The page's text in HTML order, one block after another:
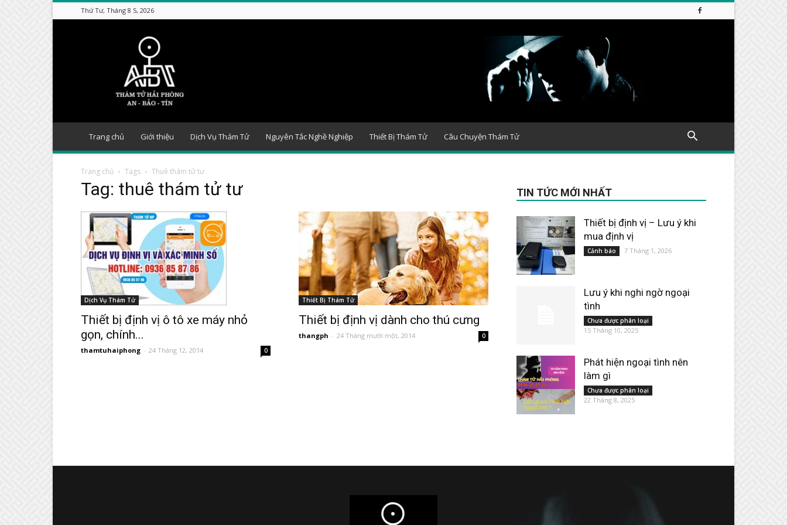
Thứ Tư, Tháng 8 5, 2026
Thám
tử
Hải
Phòng
Trang chủ Giới thiệu Dịch Vụ Thám Tử Nguyên Tắc Nghề Nghiệp Thiết Bị Thám Tử Câu Chuyện Thám Tử
Trang chủ Tags Thuê thám tử tư
Tag: thuê thám tử tư
Dịch Vụ Thám Tử
Thiết bị định vị ô tô xe máy nhỏ
gọn, chính...
thamtuhaiphong - 24 Tháng 12, 2014 0
Thiết Bị Thám Tử
Thiết bị định vị dành cho thú cưng
thangph - 24 Tháng mười một, 2014 0
TIN TỨC MỚI NHẤT
Thiết bị định vị – Lưu ý khi
mua định vị
Cảnh báo 7 Tháng 1, 2026
Lưu ý khi nghi ngờ ngoại
tình
Chưa được phân loại
15 Tháng 10, 2025
Phát hiện ngoại tình nên
làm gì
Chưa được phân loại
22 Tháng 8, 2025